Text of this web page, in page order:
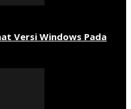
Versi Windows Pada